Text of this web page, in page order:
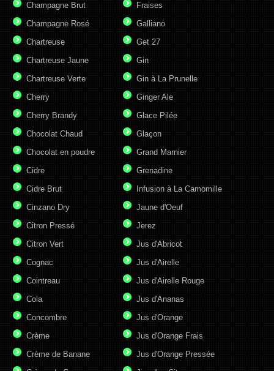
Champagne Brut
Champagne Rosé
Chartreuse
Chartreuse Jaune
Chartreuse Verte
Cherry
Cherry Brandy
Chocolat Chaud
Chocolat en poudre
Cidre
Cidre Brut
Cinzano Dry
Citron Pressé
Citron Vert
Cognac
Cointreau
Cola
Concombre
Crème
Crème de Banane
Fraises
Galliano
Get 27
Gin
Gin à La Prunelle
Ginger Ale
Glace Pilée
Glaçon
Grand Marnier
Grenadine
Infusion à La Camomille
Jaune d'Oeuf
Jerez
Jus d'Abricot
Jus d'Airelle
Jus d'Airelle Rouge
Jus d'Ananas
Jus d'Orange
Jus d'Orange Frais
Jus d'Orange Pressée